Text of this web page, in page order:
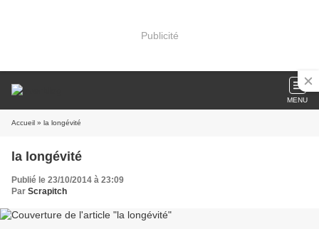
Publicité
MENU
Accueil » la longévité
la longévité
Publié le 23/10/2014 à 23:09
Par Scrapitch